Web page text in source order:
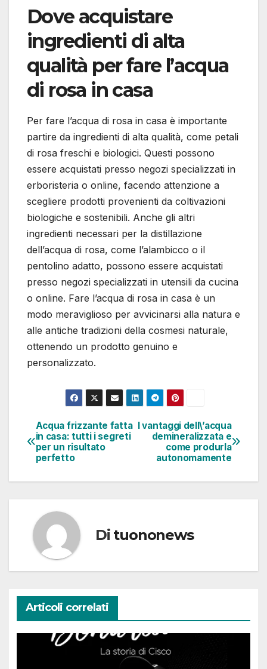
Dove acquistare
ingredienti di alta
qualità per fare l’acqua
di rosa in casa
Per fare l’acqua di rosa in casa è importante
partire da ingredienti di alta qualità, come petali
di rosa freschi e biologici. Questi possono
essere acquistati presso negozi specializzati in
erboristeria o online, facendo attenzione a
scegliere prodotti provenienti da coltivazioni
biologiche e sostenibili. Anche gli altri
ingredienti necessari per la distillazione
dell’acqua di rosa, come l’alambicco o il
pentolino adatto, possono essere acquistati
presso negozi specializzati in utensili da cucina
o online. Fare l’acqua di rosa in casa è un
modo meraviglioso per avvicinarsi alla natura e
alle antiche tradizioni della cosmesi naturale,
ottenendo un prodotto genuino e
personalizzato.
Navigazione
articoli
I vantaggi dell\’acqua
demineralizzata e
come produrla
autonomamente
Acqua frizzante fatta
in casa: tutti i segreti
per un risultato
perfetto
Di tuononews
Articoli correlati